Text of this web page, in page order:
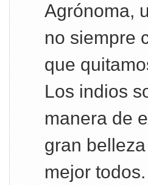
Agrónoma,
no siempre
que
Los indios
manera de
gran
mejor todos.